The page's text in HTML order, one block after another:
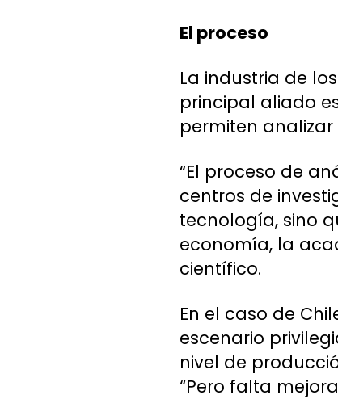
El proceso
La industria de
principal aliado
permiten
“El proceso de
centros de
tecnología, sino
economía, la
científico.
En el caso de
escenario
nivel de
“Pero falta